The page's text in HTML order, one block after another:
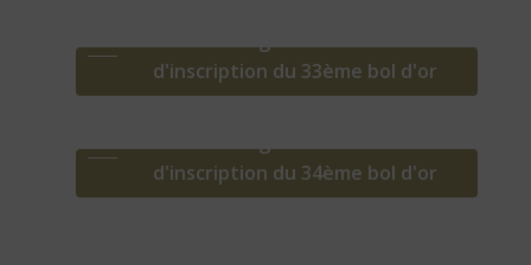
d'inscription du 33ème bol d'or
d'inscription du 34ème bol d'or